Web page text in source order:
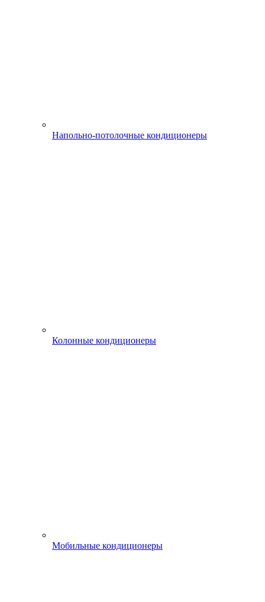
Напольно-потолочные кондиционеры
Колонные кондиционеры
Мобильные кондиционеры